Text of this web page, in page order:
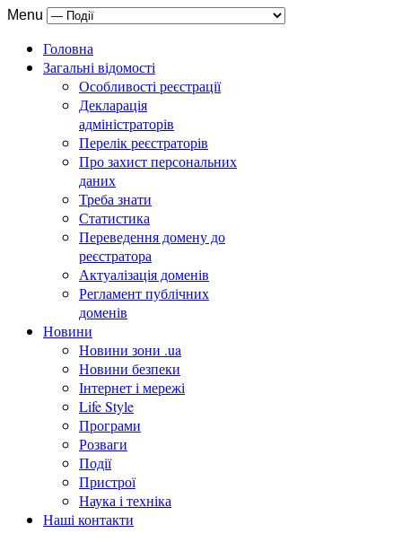
Menu
Головна
Загальні відомості
Особливості реєстрації
Декларація
адміністраторів
Перелік реєстраторів
Про захист персональних
даних
Треба знати
Статистика
Переведення домену до
реєстратора
Актуалізація доменів
Регламент публічних
доменів
Новини
Новини зони .ua
Новини безпеки
Інтернет і мережі
Life Style
Програми
Розваги
Події
Пристрої
Наука і техніка
Наші контакти